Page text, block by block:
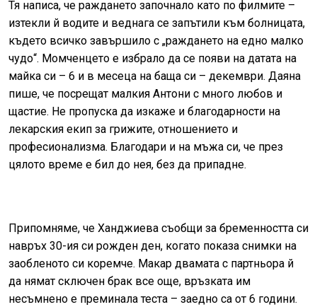
Тя написа, че раждането започнало като по филмите –
изтекли й водите и веднага се запътили към болницата,
където всичко завършило с „раждането на едно малко
чудо“. Момченцето е избрало да се появи на датата на
майка си – 6 и в месеца на баща си – декември. Даяна
пише, че посрещат малкия Антони с много любов и
щастие. Не пропуска да изкаже и благодарности на
лекарския екип за грижите, отношението и
професионализма. Благодари и на мъжа си, че през
цялото време е бил до нея, без да припадне.
Припомняме, че Ханджиева съобщи за бременността си
навръх 30-ия си рожден ден, когато показа снимки на
заобленото си коремче. Макар двамата с партньора й
да нямат сключен брак все още, връзката им
несъмнено е преминала теста – заедно са от 6 години.